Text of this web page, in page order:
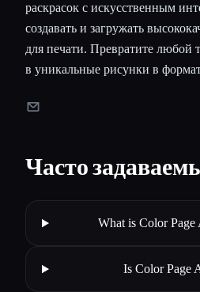
раскрасок с искусственным
создавать и загружать
для печати. Превратите любой
в уникальные рисунки в
Часто
What is Color Page
Is Color Page